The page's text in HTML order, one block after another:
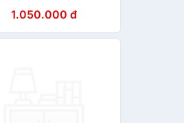
1.050.000 đ